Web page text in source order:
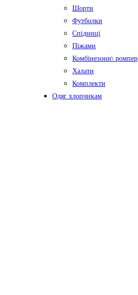
Шорти
Футболки
Спідниці
Піжами
Комбінезони\ ромпер
Халати
Комплекти
Одяг хлопчикам